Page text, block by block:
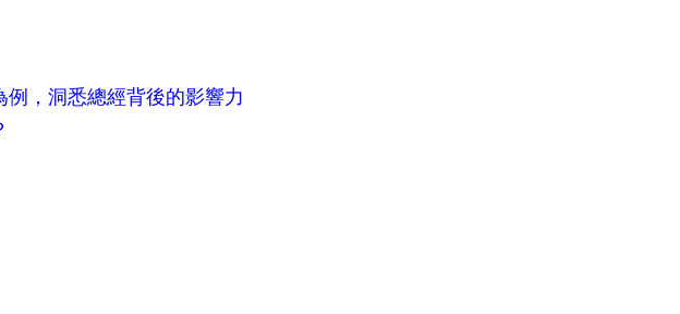
，洞悉總經背後的影響力